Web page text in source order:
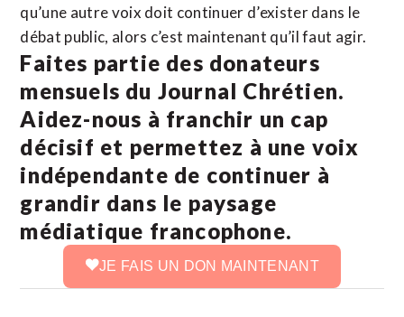
qu’une autre voix doit continuer d’exister dans le
débat public, alors c’est maintenant qu’il faut agir.
Faites partie des donateurs
mensuels du Journal Chrétien.
Aidez-nous à franchir un cap
décisif et permettez à une voix
indépendante de continuer à
grandir dans le paysage
médiatique francophone.
JE FAIS UN DON MAINTENANT